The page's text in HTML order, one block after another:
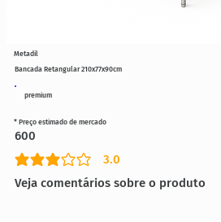
premium
Bancada Retangular 210x77x90cm
3.0
classificação média é 3 de 5
Veja comentários sobre o produto
* Preço estimado de mercado
600
Metadil